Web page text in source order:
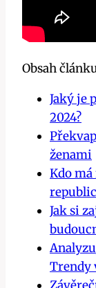
Obsah
Jaký je
2024?
ženami
Kdo
Jak si
Trendy